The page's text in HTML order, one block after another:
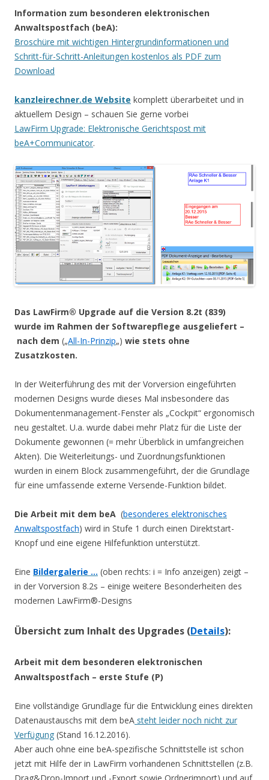
Information zum besonderen elektronischen
Anwaltspostfach (beA):
Broschüre mit wichtigen Hintergrundinformationen und
Schritt-für-Schritt-Anleitungen kostenlos als PDF zum
Download
kanzleirechner.de Website komplett überarbeitet und in
aktuellem Design – schauen Sie gerne vorbei
LawFirm Upgrade: Elektronische Gerichtspost mit
beA+Communicator.
Das LawFirm® Upgrade auf die Version 8.2t (839)
wurde im Rahmen der Softwarepflege ausgeliefert –
nach dem („All-In-Prinzip„) wie stets ohne
Zusatzkosten.
In der Weiterführung des mit der Vorversion eingeführten
modernen Designs wurde dieses Mal insbesondere das
Dokumentenmanagement-Fenster als „Cockpit“ ergonomisch
neu gestaltet. U.a. wurde dabei mehr Platz für die Liste der
Dokumente gewonnen (= mehr Überblick in umfangreichen
Akten). Die Weiterleitungs- und Zuordnungsfunktionen
wurden in einem Block zusammengeführt, der die Grundlage
für eine umfassende externe Versende-Funktion bildet.
Die Arbeit mit dem beA (besonderes elektronisches
Anwaltspostfach) wird in Stufe 1 durch einen Direktstart-
Knopf und eine eigene Hilfefunktion unterstützt.
Eine Bildergalerie … (oben rechts: i = Info anzeigen) zeigt –
in der Vorversion 8.2s – einige weitere Besonderheiten des
modernen LawFirm®-Designs
Übersicht zum Inhalt des Upgrades (Details):
Arbeit mit dem besonderen elektronischen
Anwaltspostfach – erste Stufe (P)
Eine vollständige Grundlage für die Entwicklung eines direkten
Datenaustauschs mit dem beA steht leider noch nicht zur
Verfügung (Stand 16.12.2016).
Aber auch ohne eine beA-spezifische Schnittstelle ist schon
jetzt mit Hilfe der in LawFirm vorhandenen Schnittstellen (z.B.